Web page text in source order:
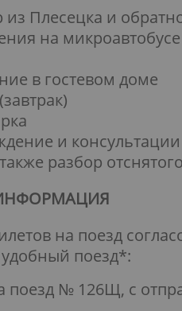
из Плесецка и
на
в гостевом доме
и
разбор
на поезд
поезд*:
поезд № 126Щ, с